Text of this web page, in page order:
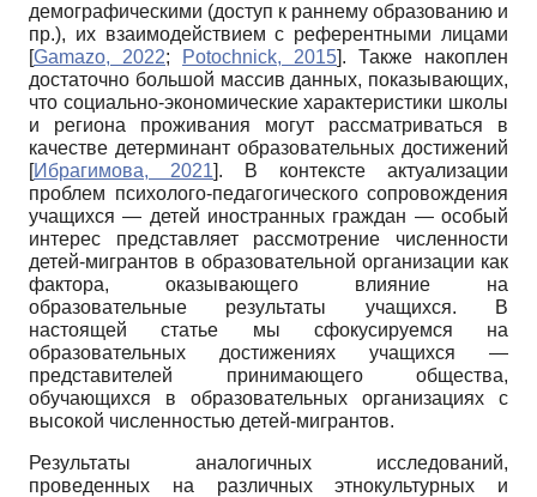
демографическими (доступ к раннему образованию и
пр.), их взаимодействием с референтными лицами
[Gamazo, 2022; Potochnick, 2015]. Также накоплен
достаточно большой массив данных, показывающих,
что социально-экономические характеристики школы
и региона проживания могут рассматриваться в
качестве детерминант образовательных достижений
[Ибрагимова, 2021]. В контексте актуализации
проблем психолого-педагогического сопровождения
учащихся — детей иностранных граждан — особый
интерес представляет рассмотрение численности
детей-мигрантов в образовательной организации как
фактора, оказывающего влияние на
образовательные результаты учащихся. В
настоящей статье мы сфокусируемся на
образовательных достижениях учащихся —
представителей принимающего общества,
обучающихся в образовательных организациях с
высокой численностью детей-мигрантов.
Результаты аналогичных исследований,
проведенных на различных этнокультурных и